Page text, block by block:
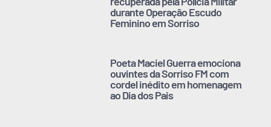
durante Operação Escudo
Feminino em Sorriso
Poeta Maciel Guerra emociona
ouvintes da Sorriso FM com
cordel inédito em homenagem
ao Dia dos Pais